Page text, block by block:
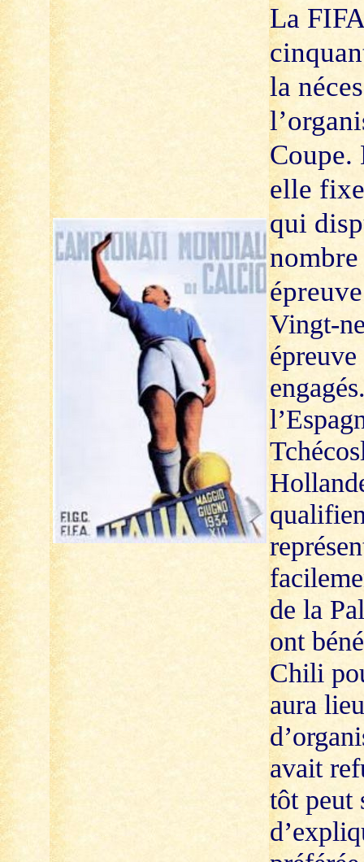
La
la
Coupe.
elle
qui
nombre
Vingt-
de la
ont
Chili
aura
avait
tôt peut